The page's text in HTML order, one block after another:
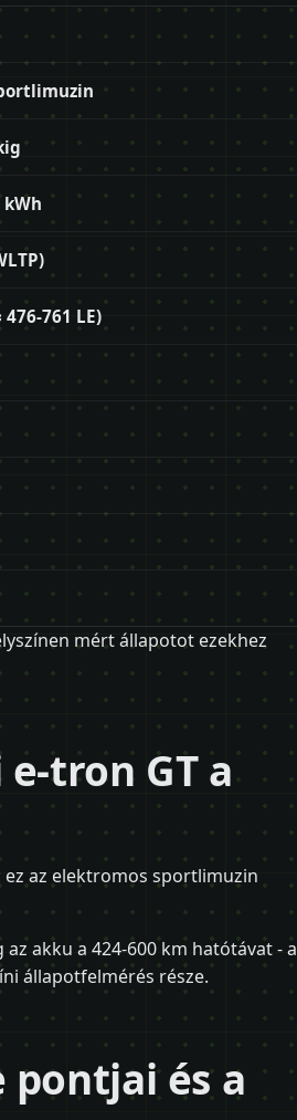
kWh
761 LE)
mért állapotot ezekhez
tron GT a
ez az elektromos sportlimuzin
akku a 424-600 km hatótávat - a
állapotfelmérés része.
pontjai és a